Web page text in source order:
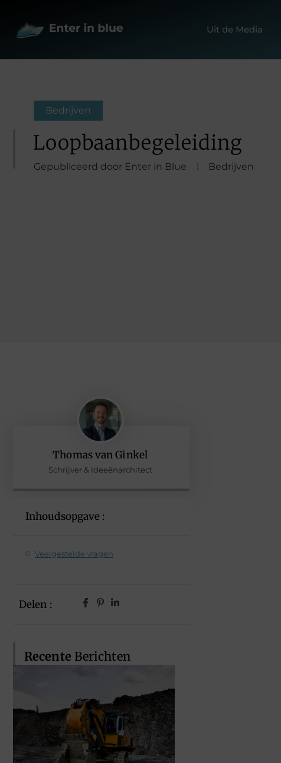
Uit de Media
Bedrijven
Loopbaanbegeleiding
Gepubliceerd door Enter in Blue Bedrijven
Thomas van Ginkel
Schrijver & Ideeënarchitect
Inhoudsopgave :
Veelgestelde vragen
Delen :
Recente Berichten